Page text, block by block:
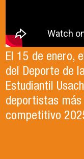
El 15 de enero,
del Deporte de
Estudiantil
deportistas más
competitivo
En este
Proyecto Ludo
profesor Claudio
Pedagogía en
de Ciencias
Te invitamos a
candidato , el
de Director de